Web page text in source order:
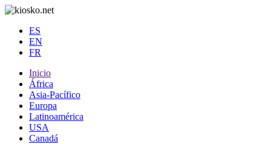
ES
EN
FR
Inicio
África
Asia-Pacífico
Europa
Latinoamérica
USA
Canadá